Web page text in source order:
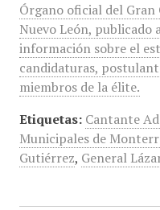
Órgano oficial del
Nuevo León, publicado
información sobre el
candidaturas,
miembros de la élite.
Etiquetas: Cantante
Municipales de
Gutiérrez, General